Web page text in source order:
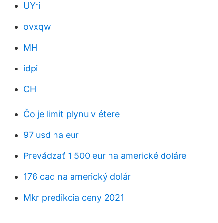
UYri
ovxqw
MH
idpi
CH
Čo je limit plynu v étere
97 usd na eur
Prevádzať 1 500 eur na americké doláre
176 cad na americký dolár
Mkr predikcia ceny 2021